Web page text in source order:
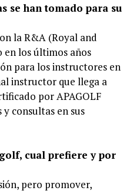
se han tomado para su
la R&A (Royal and
los últimos años
para los instructores en
instructor que llega a
por APAGOLF
y consultas en sus
cual prefiere y por
pero promover,